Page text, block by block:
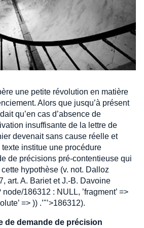
une petite révolution en matière
Alors que jusqu’à présent
qu’en cas d’absence de
insuffisante de la lettre de
devenait sans cause réelle et
institue une procédure
de précisions pré-contentieuse qui
hypothèse (v. not. Dalloz
art. A. Bariet et J.-B. Davoine
186312 : NULL, ’fragment’ =>
=> )) .’"’>186312).
de demande de précision